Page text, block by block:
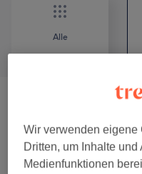
Alle
Maniküre & Pediküre ( 11
Wir verwenden
Dritten, um Inhalte
Medienfunktionen